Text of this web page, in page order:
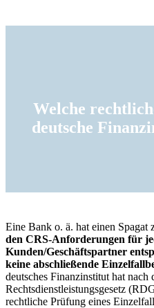
Welche
deutsche
Eine Bank o. ä. hat einen Spagat
den CRS-Anforderungen für
Kunden/Geschäftspartner
keine abschließende
deutsches Finanzinstitut hat nach
Rechtsdienstleistungsgesetz
rechtliche Prüfung eines